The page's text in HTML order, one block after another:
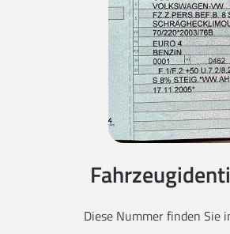
Diese Nummer finden Sie